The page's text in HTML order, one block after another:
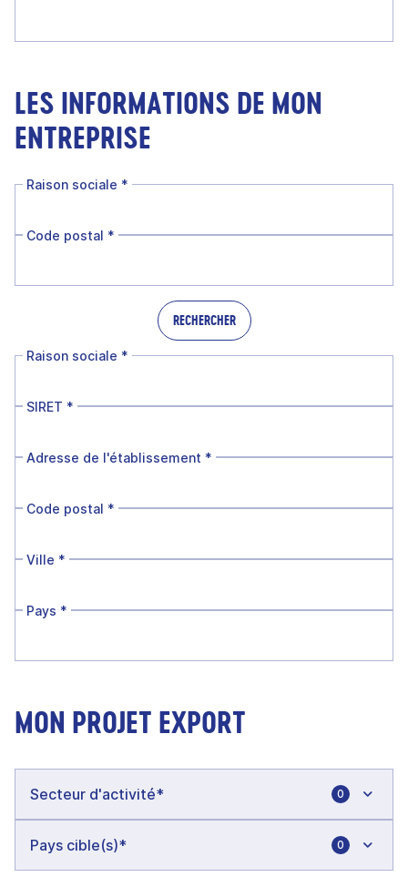
LES INFORMATIONS DE MON
ENTREPRISE
Raison sociale *
Code postal *
RECHERCHER
Raison sociale *
SIRET *
Adresse de l'établissement *
Code postal *
Ville *
Pays *
MON PROJET EXPORT
0
0